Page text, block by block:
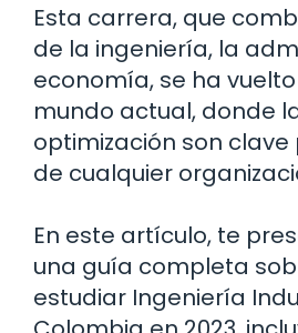
Esta carrera, que
de la ingeniería, la
economía, se ha
mundo actual, donde
optimización son clave
de cualquier
En este artículo, te
una guía completa
estudiar Ingeniería